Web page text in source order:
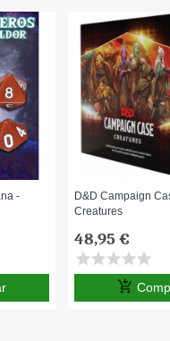
-
D&D Campaign
Creatures
48,95 €
starstarstarstarstar
add_shopping_cart